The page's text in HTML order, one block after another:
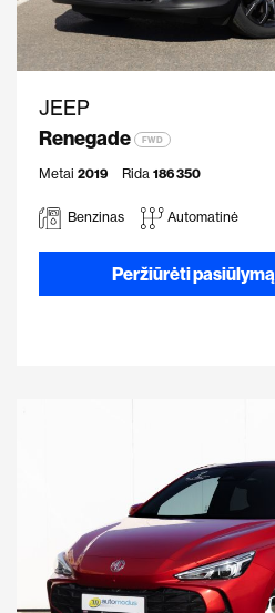
JEEP
Renegade
FWD
Metai 2019 Rida 186 350
Benzinas Automatinė
Peržiūrėti pasiūlymą